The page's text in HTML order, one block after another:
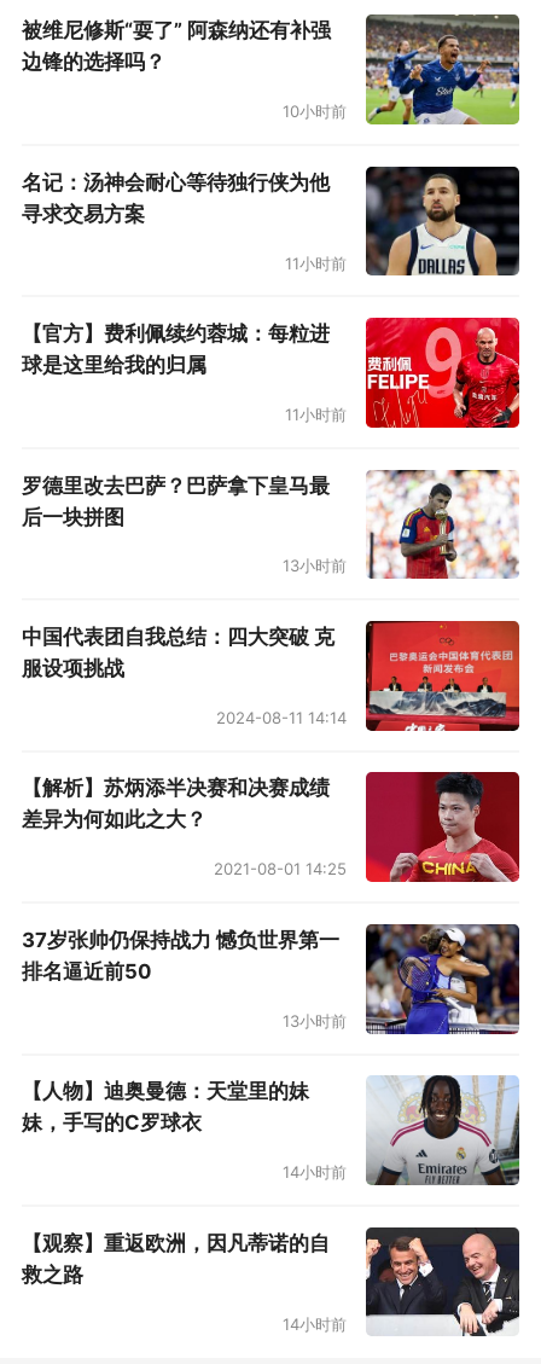
被维尼修斯“耍了” 阿森纳还有补强
边锋的选择吗？
10小时前
名记：汤神会耐心等待独行侠为他
寻求交易方案
11小时前
【官方】费利佩续约蓉城：每粒进
球是这里给我的归属
11小时前
罗德里改去巴萨？巴萨拿下皇马最
后一块拼图
13小时前
中国代表团自我总结：四大突破 克
服设项挑战
2024-08-11 14:14
【解析】苏炳添半决赛和决赛成绩
差异为何如此之大？
2021-08-01 14:25
37岁张帅仍保持战力 憾负世界第一
排名逼近前50
13小时前
【人物】迪奥曼德：天堂里的妹
妹，手写的C罗球衣
14小时前
【观察】重返欧洲，因凡蒂诺的自
救之路
14小时前